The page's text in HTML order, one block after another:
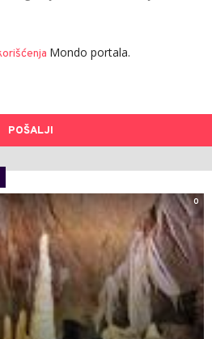
Mondo portala.
POŠALJI
0